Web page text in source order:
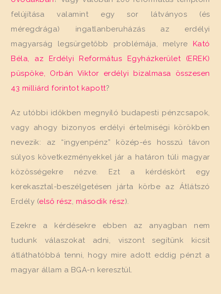
felújítása valamint egy sor látványos (és
méregdrága) ingatlanberuházás az erdélyi
magyarság legsürgetőbb problémája, melyre Kató
Béla, az Erdélyi Református Egyházkerület (EREK)
püspöke, Orbán Viktor erdélyi bizalmasa összesen
43 milliárd forintot kapott?
Az utóbbi időkben megnyíló budapesti pénzcsapok,
vagy ahogy bizonyos erdélyi értelmiségi körökben
nevezik: az “ingyenpénz” közép-és hosszú távon
súlyos következményekkel jár a határon túli magyar
közösségekre nézve. Ezt a kérdéskört egy
kerekasztal-beszélgetésen járta körbe az Átlátszó
Erdély (első rész, második rész).
Ezekre a kérdésekre ebben az anyagban nem
tudunk válaszokat adni, viszont segítünk kicsit
átláthatóbbá tenni, hogy mire adott eddig pénzt a
magyar állam a BGA-n keresztül.